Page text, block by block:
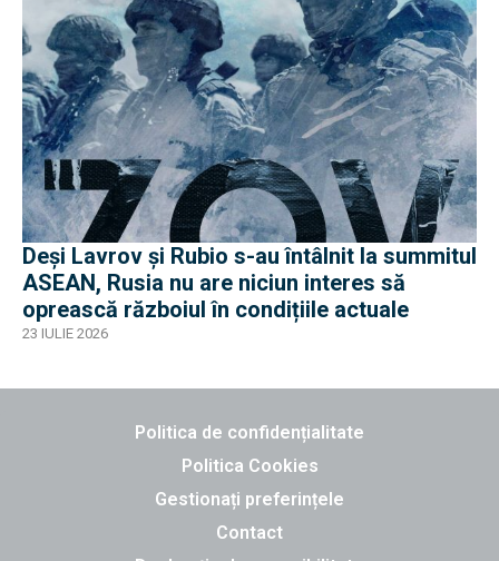
Deși Lavrov și Rubio s-au întâlnit la summitul
ASEAN, Rusia nu are niciun interes să
oprească războiul în condițiile actuale
23 IULIE 2026
Politica de confidențialitate
Politica Cookies
Gestionați preferințele
Contact